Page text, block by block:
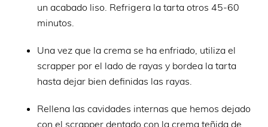
un acabado liso. Refrigera la tarta otros 45-60
minutos.
Una vez que la crema se ha enfriado, utiliza el
scrapper por el lado de rayas y bordea la tarta
hasta dejar bien definidas las rayas.
Rellena las cavidades internas que hemos dejado
con el scrapper dentado con la crema teñida de